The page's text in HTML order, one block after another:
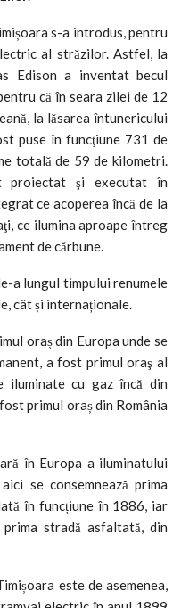
s-a introdus, pentru
al străzilor. Astfel, la
Edison a inventat becul
că în seara zilei de 12
la lăsarea întunericului
puse în funcţiune 731 de
totală de 59 de kilometri.
proiectat şi executat în
ce acoperea încă de la
ce ilumina aproape întreg
de cărbune.
a lungul timpului renumele
cât și internaționale.
oraș din Europa unde se
a fost primul oraş al
iluminate cu gaz încă din
primul oraș din România
în Europa a iluminatului
se consemnează prima
în funcțiune în 1886, iar
stradă asfaltată, din
este de asemenea,